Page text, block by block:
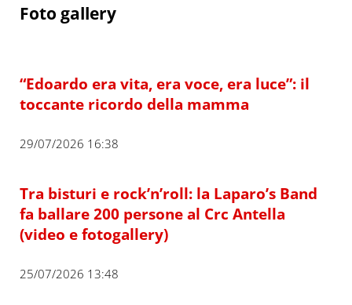
Foto gallery
“Edoardo era vita, era voce, era luce”: il
toccante ricordo della mamma
29/07/2026 16:38
Tra bisturi e rock’n’roll: la Laparo’s Band
fa ballare 200 persone al Crc Antella
(video e fotogallery)
25/07/2026 13:48